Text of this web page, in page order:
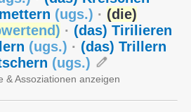
(ugs.) · (die)
) · (das) Tirilieren
(ugs.) · (das) Trillern
(ugs.)
& Assoziationen anzeigen